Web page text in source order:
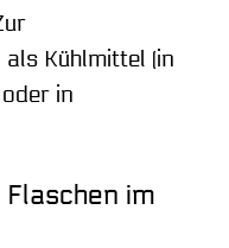
Kühlmittel (in
in
im